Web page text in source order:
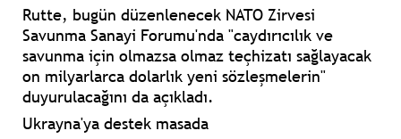
Rutte, bugün düzenlenecek NATO Zirvesi
Savunma Sanayi Forumu'nda "caydırıcılık ve
savunma için olmazsa olmaz teçhizatı sağlayacak
on milyarlarca dolarlık yeni sözleşmelerin"
duyurulacağını da açıkladı.
Ukrayna'ya destek masada